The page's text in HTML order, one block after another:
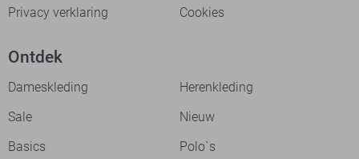
Privacy verklaring
Cookies
Ontdek
Dameskleding
Herenkleding
Sale
Nieuw
Basics
Polo`s